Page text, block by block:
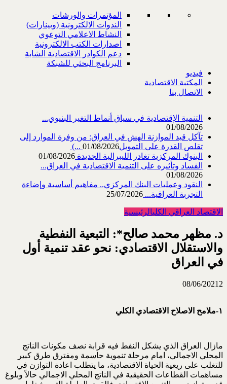
المؤتمرات والورشات
الندوات الالكترونية (وبينارات)
النشاط الاعلامي التوعوي
اصدارات الكتب الالكترونية
دعم الكوادر الاقتصادية الشابة
البرنامج البحثي للشبكة
فيديو
المكتبة الاقتصادية
الاتصال بنا
التنمية الإقتصادية في سياق أنماط التغير البنيوي...
01/08/2026
تآكل قيد الموازنة الهش في العراق: من وفرة الموارد إلى
تقلص القدرة على التمويل‎ (...01/08/2026
البنوك المركزية تغادر الليبرالية الجديدة 01/08/2026
الفساد وتأثيره على التنمية الاقتصادية في العراق...
01/08/2026
النقود وعمليات البنك المركزي.. مفاهيم أساسية وإضاءة
التجربة العراقية... 25/07/2026
الاقتصاد العراقي الكليالرئيسية
د. مظهر محمد صالح*: التبعية النفطية
والاستقلال الاقتصادي: نحو عقد تنمية أول
في العراق
08/06/2021 2
١-ملامح الاصلاح الاقتصادي الكلي
مازال العراق الذي يشكل النفط فيه قرابة نصف مكونات الناتج
المحلي الاجمالي، امام مرحلة تنموية حاسمة ومفترق طرق كبير
للتغلب على ريعية الحياة الاقتصادية، ما يتطلب اعادة التوازن في
مساهمات القطاعات الحقيقية في الناتج المحلي الاجمالي حالاً وبلوغ